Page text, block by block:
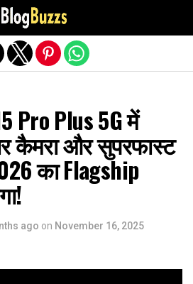
Pro Plus 5G में
कैमरा और सुपरफास्ट
का Flagship
ago on November 16, 2025
mobile version